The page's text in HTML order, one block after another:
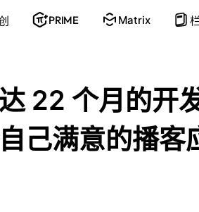
PRIME Matrix
22 个月的开
己满意的播客